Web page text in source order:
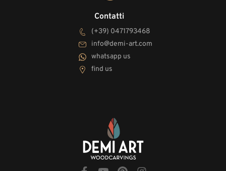
Contatti
(+39) 0471793468
info@demi-art.com
whatsapp us
find us